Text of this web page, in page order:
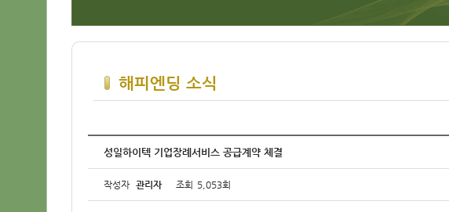
해피엔딩 소식
성일하이텍 기업장례서비스 공급계약 체결
작성자 관리자 조회 5,053회